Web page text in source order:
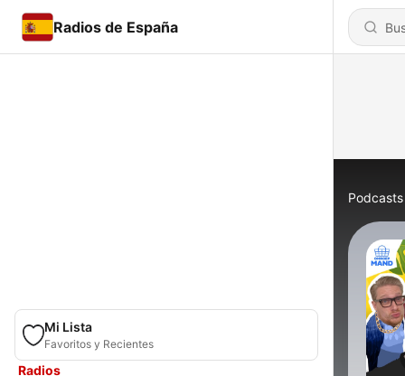
Radios de España
Mi Lista
Favoritos y Recientes
Radios
Podcasts